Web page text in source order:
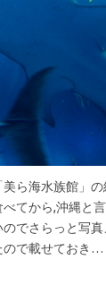
ら海水族館」
てから,沖縄と
でさらっと写
ので載せておき…